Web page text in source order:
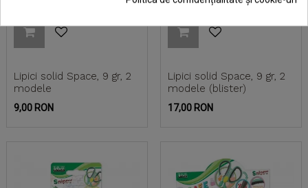
Lipici solid Space, 9 gr, 2
modele
Pret
9,00 RON
Lipici solid Space, 9 gr, 2
modele (blister)
Pret
17,00 RON